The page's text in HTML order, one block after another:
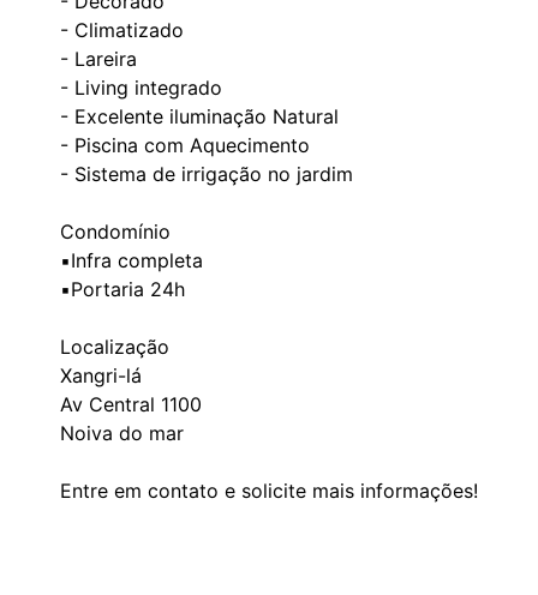
- Climatizado
- Lareira
- Living integrado
- Excelente iluminação Natural
- Piscina com Aquecimento
- ⁠Sistema de irrigação no jardim
Condomínio
▪️Infra completa
▪️Portaria 24h
Localização
Xangri-lá
Av Central 1100
Noiva do mar